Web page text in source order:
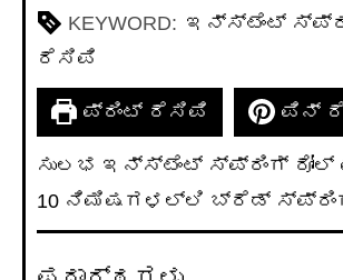
KEYWORD: ಇನ್ಸ್ಟೆಂಟ್
ರೆಸಿಪಿ
ಪ್ರಿಂಟ್ ರೆಸಿಪಿ ಪಿನ್
ಸುಲಭ ಇನ್ಸ್ಟೆಂಟ್ ಸ್ಪ್ರಿಂಗ್ ರೋಲ್
10 ನಿಮಿಷಗಳಲ್ಲಿ ಬ್ರೆಡ್